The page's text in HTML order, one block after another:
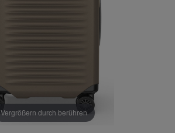
Vergrößern durch berühren